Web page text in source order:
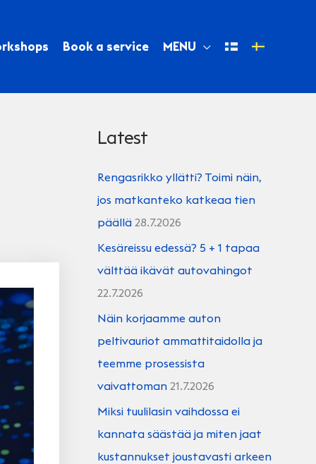
Book a service MENU
Latest
Rengasrikko yllätti? Toimi näin,
jos matkanteko katkeaa tien
päällä 28.7.2026
Kesäreissu edessä? 5 + 1 tapaa
välttää ikävät autovahingot
22.7.2026
Näin korjaamme auton
peltivauriot ammattitaidolla ja
teemme prosessista
vaivattoman 21.7.2026
Miksi tuulilasin vaihdossa ei
kannata säästää ja miten jaat
kustannukset joustavasti arkeen